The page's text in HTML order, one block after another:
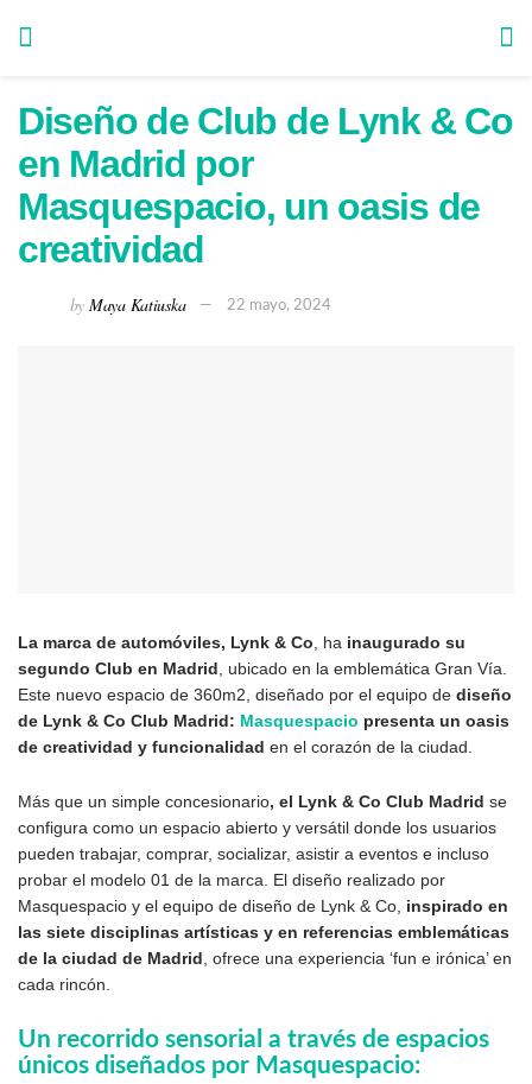
Diseño de Club de Lynk & Co
en Madrid por
Masquespacio, un oasis de
creatividad
by Maya Katiuska 22 mayo, 2024
La marca de automóviles, Lynk & Co , ha inaugurado su
segundo Club en Madrid , ubicado en la emblemática Gran Vía.
Este nuevo espacio de 360m2, diseñado por el equipo de diseño
de Lynk & Co Club Madrid: Masquespacio presenta un oasis
de creatividad y funcionalidad en el corazón de la ciudad.
Más que un simple concesionario, el Lynk & Co Club Madrid se
configura como un espacio abierto y versátil donde los usuarios
pueden trabajar, comprar, socializar, asistir a eventos e incluso
probar el modelo 01 de la marca. El diseño realizado por
Masquespacio y el equipo de diseño de Lynk & Co, inspirado en
las siete disciplinas artísticas y en referencias emblemáticas
de la ciudad de Madrid, ofrece una experiencia ‘fun e irónica’ en
cada rincón.
Un recorrido sensorial a través de espacios
únicos diseñados por Masquespacio: